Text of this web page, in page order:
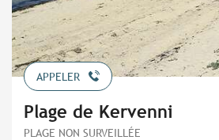
APPELER
Plage de Kervenni
PLAGE NON SURVEILLÉE